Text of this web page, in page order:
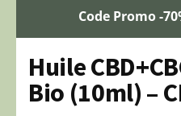
Code Promo -
Huile
Bio (10ml) –